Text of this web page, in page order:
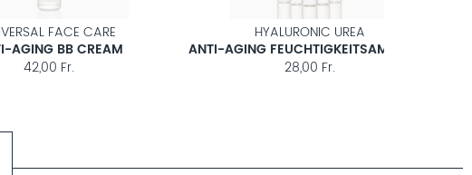
CARE
BB CREAM
HYALURONIC UREA
ANTI-AGING FEUCHTIGKEITSAMPULLEN